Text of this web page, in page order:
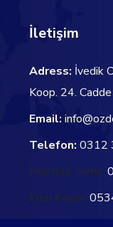
İletişim
Adress: İvedik
Koop. 24. Cadde
Email:
Telefon: 0312
Mustafa Temir:
Eren Koçak: